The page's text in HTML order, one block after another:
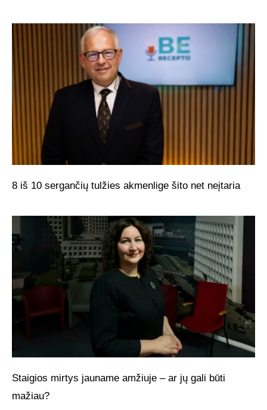
8 iš 10 sergančių tulžies akmenlige šito net neįtaria
Staigios mirtys jauname amžiuje – ar jų gali būti
mažiau?